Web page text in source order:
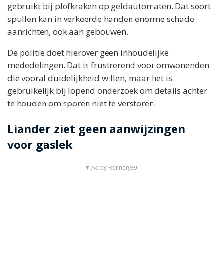
gebruikt bij plofkraken op geldautomaten. Dat soort
spullen kan in verkeerde handen enorme schade
aanrichten, ook aan gebouwen.
De politie doet hierover geen inhoudelijke
mededelingen. Dat is frustrerend voor omwonenden
die vooral duidelijkheid willen, maar het is
gebruikelijk bij lopend onderzoek om details achter
te houden om sporen niet te verstoren.
Liander ziet geen aanwijzingen
voor gaslek
▼ Ad by Refinery89